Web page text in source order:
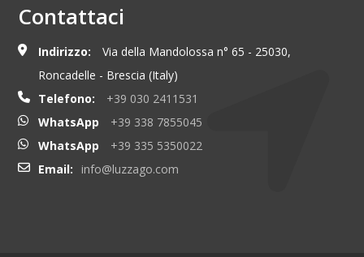
Contattaci
Indirizzo:
Via della Mandolossa n° 65 - 25030,
Roncadelle - Brescia (Italy)
Telefono:
+39 030 2411531
WhatsApp
+39 338 7855045
WhatsApp
+39 335 5350022
Email:
info@luzzago.com